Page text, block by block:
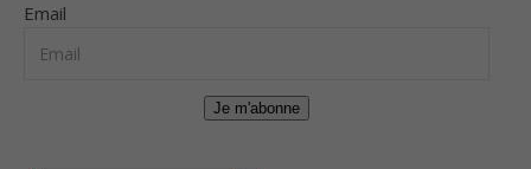
Email
Je m'abonne